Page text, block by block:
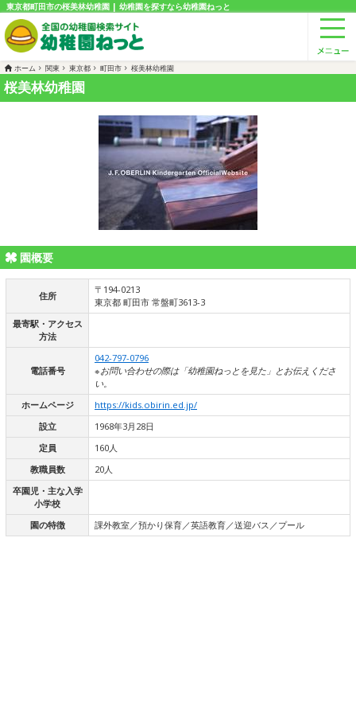
東京都町田市の桜美林幼稚園 | 幼稚園を探すなら幼稚園ねっと
ホーム 関東 東京都 町田市 桜美林幼稚園
桜美林幼稚園
園概要
住所
〒194-0213
東京都 町田市 常盤町3613-3
最寄駅・アクセス
方法
電話番号
042-797-0796
※お問い合わせの際は「幼稚園ねっとを見た」とお伝えくださ
い。
ホームページ
https://kids.obirin.ed.jp/
設立
1968年3月28日
定員
160人
教職員数
20人
卒園児・主な入学
小学校
園の特徴
課外教室／預かり保育／英語教育／送迎バス／プール